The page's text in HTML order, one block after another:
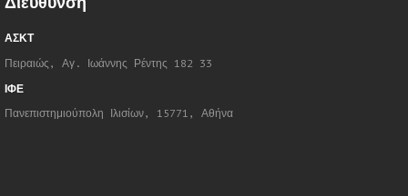
ΑΣΚΤ
Πειραιώς, Αγ. Ιωάννης Ρέντης 182 33
ΙΦΕ
Πανεπιστημιούπολη Ιλισίων, 15771, Αθήνα